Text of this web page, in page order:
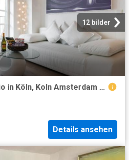
12 bilder
Quiet, charming studio in Köln, Koln Amsterdam Apartments for Rent
Details ansehen